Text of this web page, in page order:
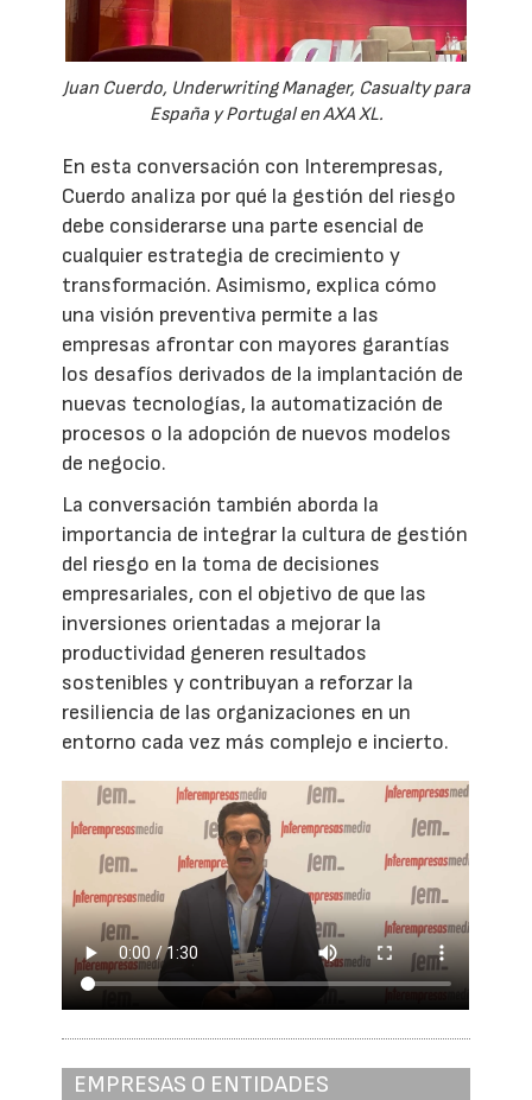
Juan Cuerdo, Underwriting Manager, Casualty para
España y Portugal en AXA XL.
En esta conversación con Interempresas,
Cuerdo analiza por qué la gestión del riesgo
debe considerarse una parte esencial de
cualquier estrategia de crecimiento y
transformación. Asimismo, explica cómo
una visión preventiva permite a las
empresas afrontar con mayores garantías
los desafíos derivados de la implantación de
nuevas tecnologías, la automatización de
procesos o la adopción de nuevos modelos
de negocio.
La conversación también aborda la
importancia de integrar la cultura de gestión
del riesgo en la toma de decisiones
empresariales, con el objetivo de que las
inversiones orientadas a mejorar la
productividad generen resultados
sostenibles y contribuyan a reforzar la
resiliencia de las organizaciones en un
entorno cada vez más complejo e incierto.
EMPRESAS O ENTIDADES